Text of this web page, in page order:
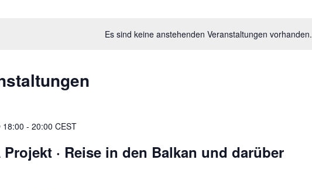
Es sind keine anstehenden Veranstaltungen vorhanden.
18:00 - 20:00 CEST
Projekt · Reise in den Balkan und darüber